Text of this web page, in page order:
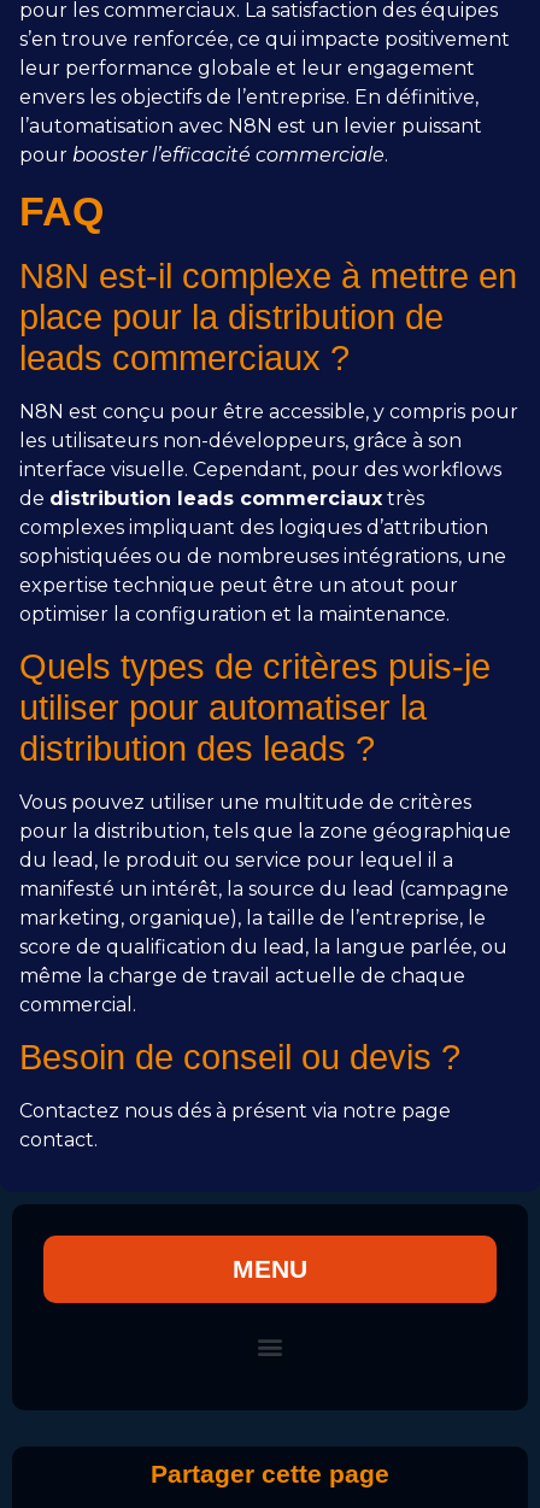
pour les commerciaux. La satisfaction des équipes
s’en trouve renforcée, ce qui impacte positivement
leur performance globale et leur engagement
envers les objectifs de l’entreprise. En définitive,
l’automatisation avec N8N est un levier puissant
pour booster l’efficacité commerciale.
FAQ
N8N est-il complexe à mettre en
place pour la distribution de
leads commerciaux ?
N8N est conçu pour être accessible, y compris pour
les utilisateurs non-développeurs, grâce à son
interface visuelle. Cependant, pour des workflows
de distribution leads commerciaux très
complexes impliquant des logiques d’attribution
sophistiquées ou de nombreuses intégrations, une
expertise technique peut être un atout pour
optimiser la configuration et la maintenance.
Quels types de critères puis-je
utiliser pour automatiser la
distribution des leads ?
Vous pouvez utiliser une multitude de critères
pour la distribution, tels que la zone géographique
du lead, le produit ou service pour lequel il a
manifesté un intérêt, la source du lead (campagne
marketing, organique), la taille de l’entreprise, le
score de qualification du lead, la langue parlée, ou
même la charge de travail actuelle de chaque
commercial.
Besoin de conseil ou devis ?
Contactez nous dés à présent via notre page
contact.
MENU
Partager cette page